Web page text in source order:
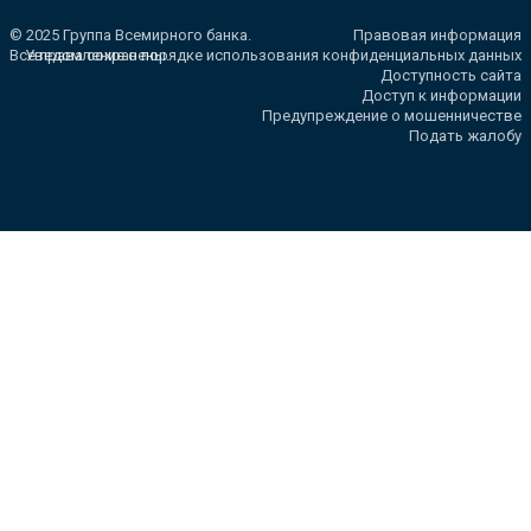
© 2025 Группа Всемирного банка.
Все права сохранены.
Правовая информация
Уведомление о порядке использования конфиденциальных данных
Доступность сайта
Доступ к информации
Предупреждение о мошенничестве
Подать жалобу